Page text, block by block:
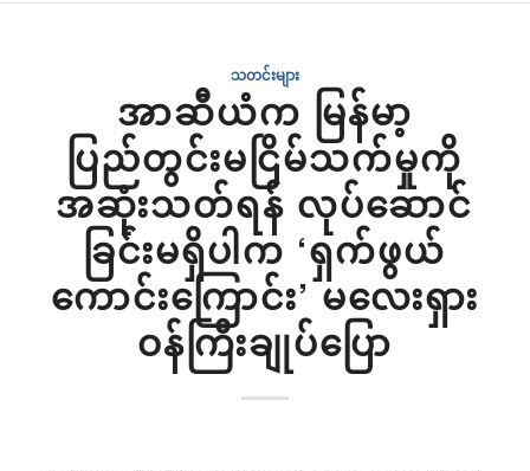
သတင်းများ
အာဆီယံက မြန်မာ့
ပြည်တွင်းမငြိမ်သက်မှုကို
အဆုံးသတ်ရန် လုပ်ဆောင်
ခြင်းမရှိပါက ‘ရှက်ဖွယ်
ကောင်းကြောင်း’ မလေးရှား
ဝန်ကြီးချုပ်ပြော